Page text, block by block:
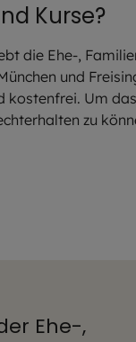
Kurse?
die Ehe-,
und
kostenfrei. Um das
zu
Ehe-,